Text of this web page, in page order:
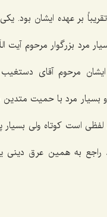
بر عهده ایشان بود.
مرد بزرگوار مرحوم آیت
ایشان مرحوم آقای دستغیب
بسیار مرد با حمیت متدین
لفظی است كوتاه ولی بسیار
راجع به همین عرق